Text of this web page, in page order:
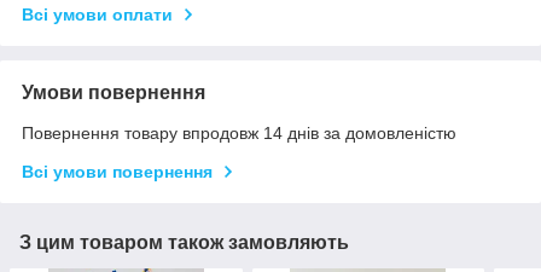
Всі умови оплати
Умови повернення
Повернення товару впродовж 14 днів за домовленістю
Всі умови повернення
З цим товаром також замовляють